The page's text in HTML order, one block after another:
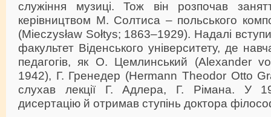
служіння музиці. Тож він розпочав
керівництвом М. Солтиса – польського
(Mieczysław Sołtys; 1863–1929). Надалі
факультет Віденського університету, де
педагогів, як О. Цемлинський (Alexander
1942), Г. Гренедер (Hermann Theodor Otto
слухав лекції Г. Адлера, Г. Рімана. У
дисертацію й отримав ступінь доктора